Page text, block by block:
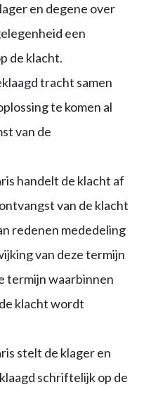
en degene over
een
de klacht.
tracht samen
te komen al
van de
handelt de klacht af
van de klacht
redenen mededeling
van deze termijn
termijn waarbinnen
klacht wordt
stelt de klager en
schriftelijk op de